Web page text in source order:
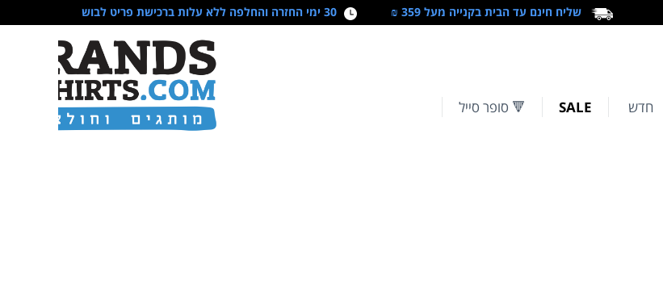
שליח חינם עד הבית בקנייה מעל 359 ₪ 30 ימי החזרה והחלפה ללא עלות ברכישת פריט לבוש
חדש SALE 🔻 סופר סייל